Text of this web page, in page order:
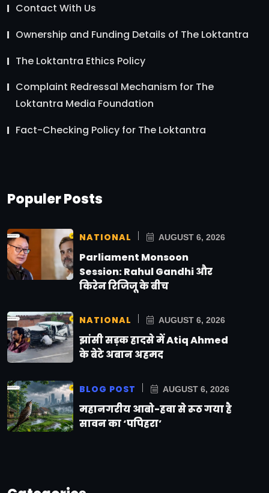
Contact With Us
Ownership and Funding Details of The Loktantra
The Loktantra Ethics Policy
Complaint Redressal Mechanism for The
Loktantra Media Foundation
Fact-Checking Policy for The Loktantra
Populer Posts
NATIONAL AUGUST 6, 2026
Parliament Monsoon
Session: Rahul Gandhi और
किरेन रिजिजू के बीच
NATIONAL AUGUST 6, 2026
झांसी सड़क हादसे में Atiq Ahmed
के बेटे अबान अहमद
BLOG POST AUGUST 6, 2026
महानगरीय आबो-हवा से रूठ गया है
सावन का ‘पपिहरा’